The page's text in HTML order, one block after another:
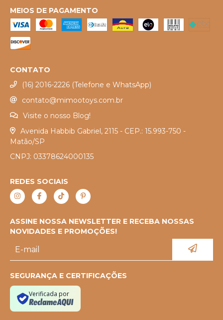
MEIOS DE PAGAMENTO
CONTATO
(16) 2016-2226 (Telefone e WhatsApp)
contato@mimootoys.com.br
Visite o nosso Blog!
Avenida Habbib Gabriel, 2115 - CEP.: 15.993-750 -
Matão/SP
CNPJ: 03378624000135
REDES SOCIAIS
ASSINE NOSSA NEWSLETTER E RECEBA NOSSAS
NOVIDADES E PROMOÇÕES!
SEGURANÇA E CERTIFICAÇÕES
Verificada por